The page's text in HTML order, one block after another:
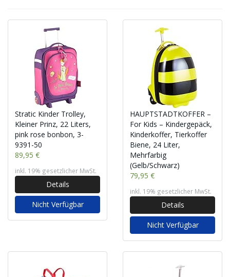
Stratic Kinder Trolley,
Kleiner Prinz, 22 Liters,
pink rose bonbon, 3-
9391-50
89,95 €
inkl. 19% gesetzlicher MwSt.
Details
Nicht Verfügbar
HAUPTSTADTKOFFER –
For Kids – Kindergepäck,
Kinderkoffer, Tierkoffer
Biene, 24 Liter,
Mehrfarbig
(Gelb/Schwarz)
79,95 €
inkl. 19% gesetzlicher MwSt.
Details
Nicht Verfügbar